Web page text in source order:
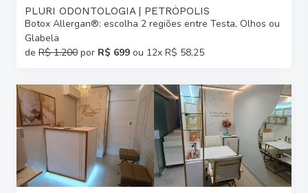
PLURI ODONTOLOGIA | PETRÓPOLIS
Botox Allergan®: escolha 2 regiões entre Testa, Olhos ou
Glabela
de R$ 1.200 por R$ 699 ou 12x R$ 58,25